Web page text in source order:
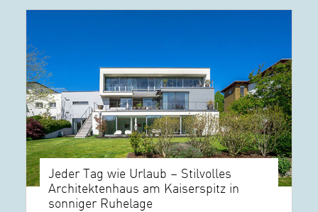
Jeder Tag wie Urlaub – Stilvolles
Architektenhaus am Kaiserspitz in
sonniger Ruhelage